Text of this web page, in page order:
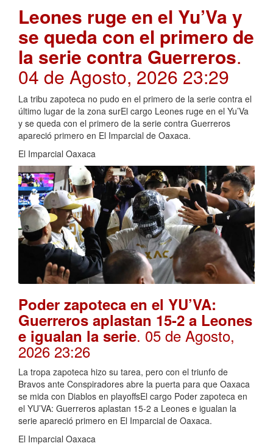
Leones ruge en el Yu’Va y
se queda con el primero de
la serie contra Guerreros.
04 de Agosto, 2026 23:29
La tribu zapoteca no pudo en el primero de la serie contra el
último lugar de la zona surEl cargo Leones ruge en el Yu’Va
y se queda con el primero de la serie contra Guerreros
apareció primero en El Imparcial de Oaxaca.
El Imparcial Oaxaca
Poder zapoteca en el YU’VA:
Guerreros aplastan 15-2 a Leones
e igualan la serie. 05 de Agosto,
2026 23:26
La tropa zapoteca hizo su tarea, pero con el triunfo de
Bravos ante Conspiradores abre la puerta para que Oaxaca
se mida con Diablos en playoffsEl cargo Poder zapoteca en
el YU’VA: Guerreros aplastan 15-2 a Leones e igualan la
serie apareció primero en El Imparcial de Oaxaca.
El Imparcial Oaxaca